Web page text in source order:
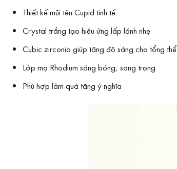
Thiết kế mũi tên Cupid tinh tế
Crystal trắng tạo hiệu ứng lấp lánh nhẹ
Cubic zirconia giúp tăng độ sáng cho tổng thể
Lớp mạ Rhodium sáng bóng, sang trọng
Phù hợp làm quà tặng ý nghĩa